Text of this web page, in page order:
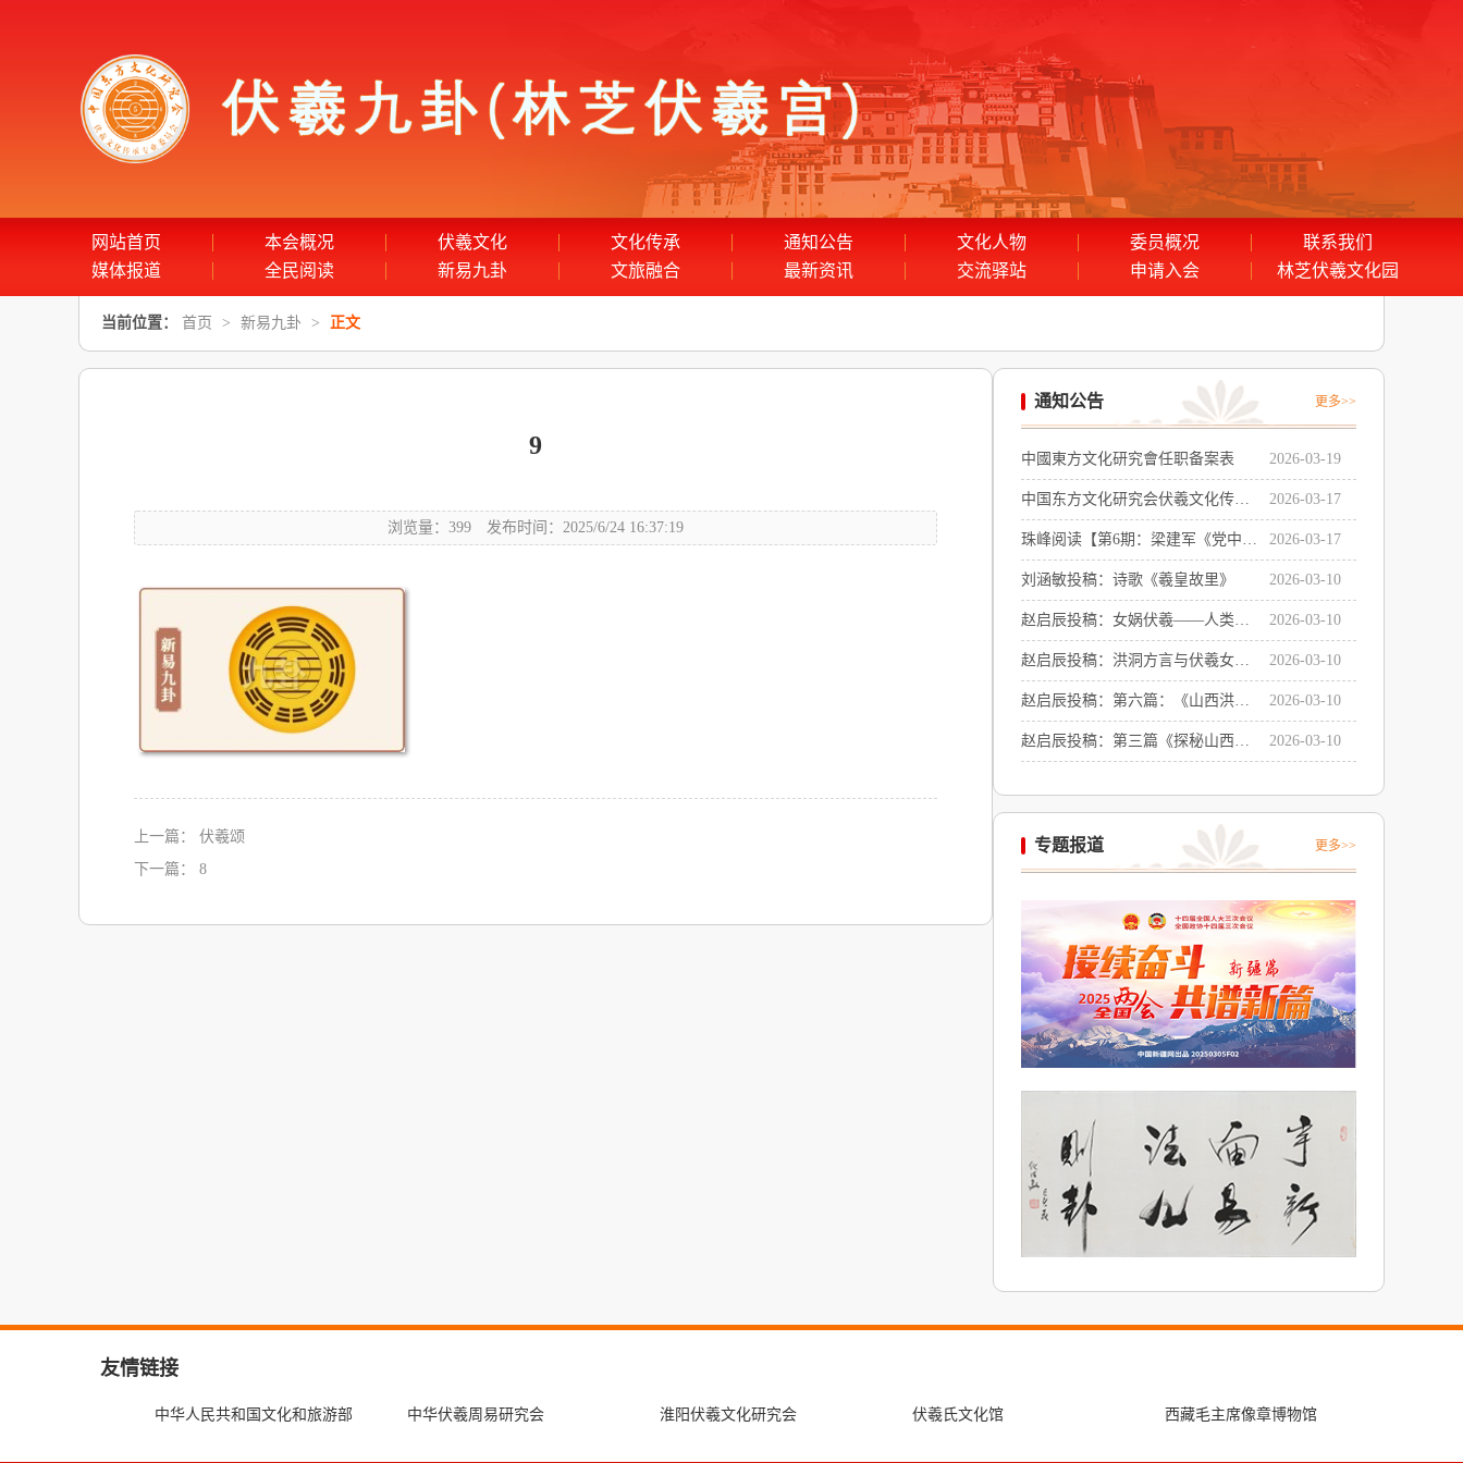
网站首页 本会概况 伏羲文化 文化传承 通知公告 文化人物 委员概况
联系我们
媒体报道
全民阅读 新易九卦 文旅融合 最新资讯 交流驿站 申请入会 林芝伏羲文化园
当前位置： 首页 > 新易九卦 > 正文
9
浏览量：399 发布时间：2025/6/24 16:37:19
上一篇：
伏羲颂
下一篇：
8
通知公告 更多>>
中國東方文化研究會任职备案表 2026-03-19
中国东方文化研究会伏羲文化传承
专业委员会主任聘书感言
2026-03-17
珠峰阅读【第6期：梁建军《党中央
在延安十三年》系列讲座之二：
《党中央在延安十三年的辉煌成就
及历史启示》
2026-03-17
刘涵敏投稿：诗歌《羲皇故里》 2026-03-10
赵启辰投稿：女娲伏羲——人类命
运共同体的精神符号与世界文明的
共同源头
2026-03-10
赵启辰投稿：洪洞方言与伏羲女娲
文化的深层关联
2026-03-10
赵启辰投稿：第六篇：《山西洪洞
卦底村：华夏文明的奇点与文化传
承》
2026-03-10
赵启辰投稿：第三篇《探秘山西洪
2026-03-10
专题报道 更多>>
友情链接
中华人民共和国文化和旅游部 中华伏羲周易研究会 淮阳伏羲文化研究会 伏羲氏文化馆 西藏毛主席像章博物馆